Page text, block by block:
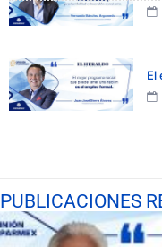
El
PUBLICACIONES